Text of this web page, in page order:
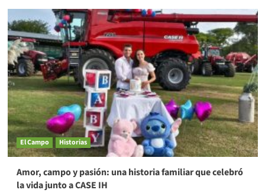
El Campo Historias
Amor, campo y pasión: una historia familiar que celebró
la vida junto a CASE IH